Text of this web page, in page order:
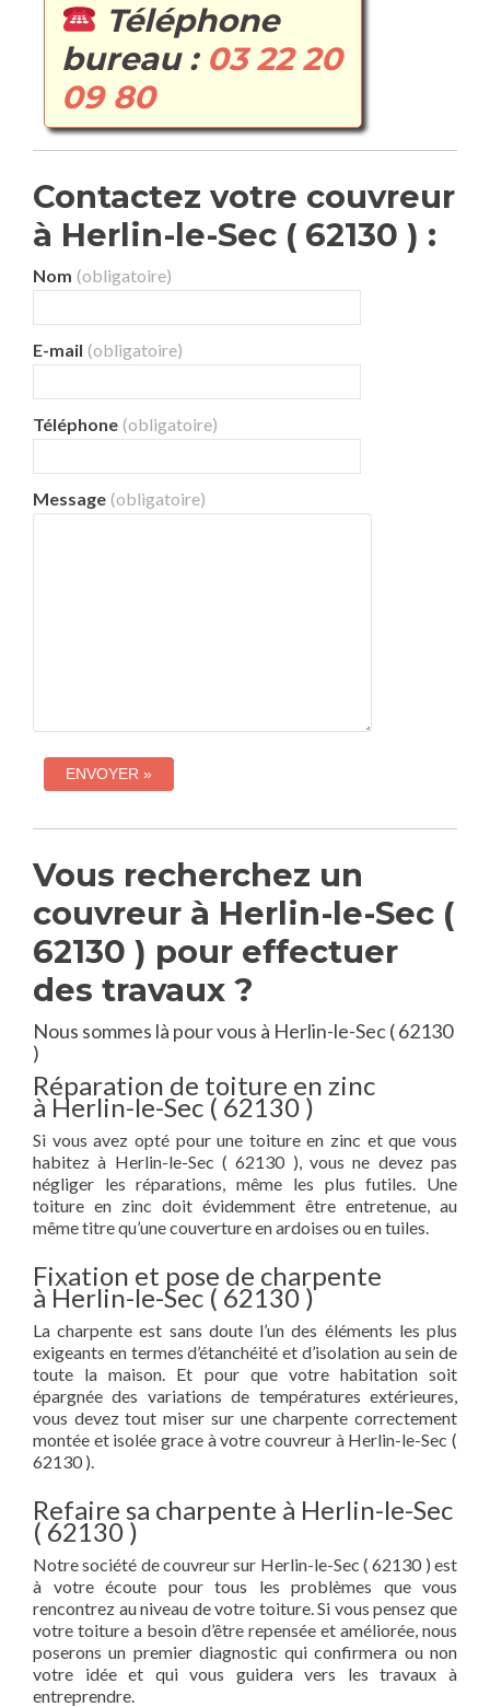
Téléphone
bureau : 03 22 20
09 80
Contactez votre couvreur
à Herlin-le-Sec ( 62130 ) :
Nom (obligatoire)
E-mail (obligatoire)
Téléphone (obligatoire)
Message (obligatoire)
Vous recherchez un
couvreur à Herlin-le-Sec (
62130 ) pour effectuer
des travaux ?
Nous sommes là pour vous à Herlin-le-Sec ( 62130
)
Réparation de toiture en zinc
à Herlin-le-Sec ( 62130 )
Si vous avez opté pour une toiture en zinc et que vous
habitez à Herlin-le-Sec ( 62130 ), vous ne devez pas
négliger les réparations, même les plus futiles. Une
toiture en zinc doit évidemment être entretenue, au
même titre qu’une couverture en ardoises ou en tuiles.
Fixation et pose de charpente
à Herlin-le-Sec ( 62130 )
La charpente est sans doute l’un des éléments les plus
exigeants en termes d’étanchéité et d’isolation au sein de
toute la maison. Et pour que votre habitation soit
épargnée des variations de températures extérieures,
vous devez tout miser sur une charpente correctement
montée et isolée grace à votre couvreur à Herlin-le-Sec (
62130 ).
Refaire sa charpente à Herlin-le-Sec
( 62130 )
Notre société de couvreur sur Herlin-le-Sec ( 62130 ) est
à votre écoute pour tous les problèmes que vous
rencontrez au niveau de votre toiture. Si vous pensez que
votre toiture a besoin d’être repensée et améliorée, nous
poserons un premier diagnostic qui confirmera ou non
votre idée et qui vous guidera vers les travaux à
entreprendre.